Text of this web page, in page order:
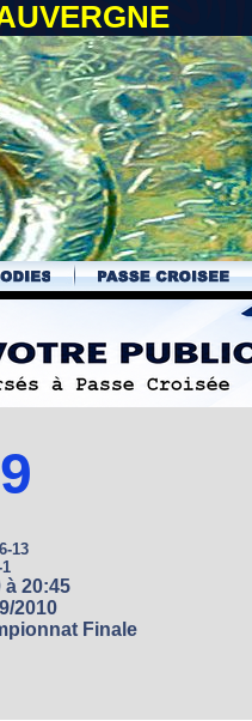
13
à 20:45
2010
Finale